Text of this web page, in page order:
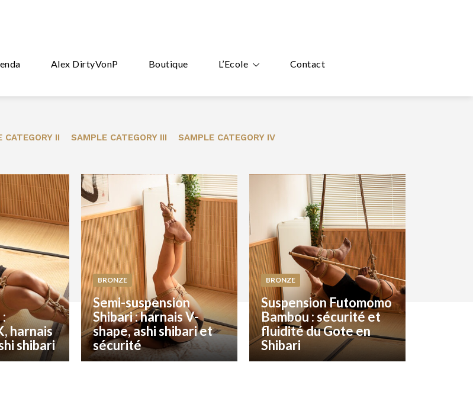
Alex DirtyVonP Boutique L’Ecole Contact
CATEGORY II SAMPLE CATEGORY III SAMPLE CATEGORY IV
harnais
shibari
BRONZE
Semi-suspension
Shibari : harnais V-
shape, ashi shibari et
sécurité
BRONZE
Suspension Futomomo
Bambou : sécurité et
fluidité du Gote en
Shibari